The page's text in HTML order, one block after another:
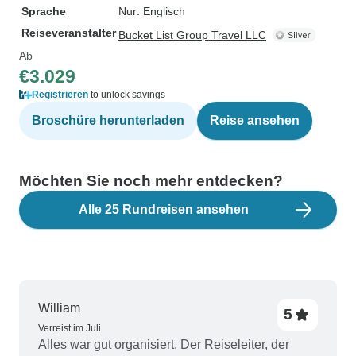
Sprache
Nur: Englisch
Reiseveranstalter Bucket List Group Travel LLC
Ab
€3.029
Registrieren to unlock savings
Broschüre herunterladen Reise ansehen
Möchten Sie noch mehr entdecken?
Alle 25 Rundreisen ansehen
William
Verreist im Juli
5
Alles war gut organisiert. Der Reiseleiter, der